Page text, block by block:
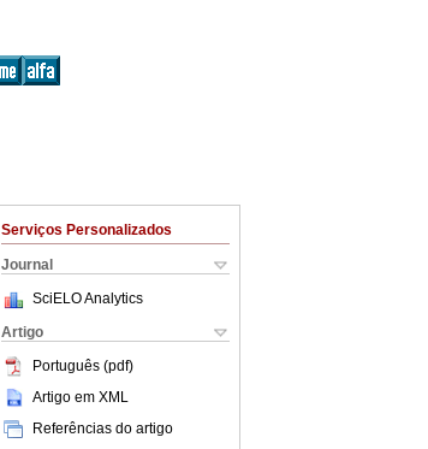
Serviços Personalizados
Journal
SciELO Analytics
Artigo
Português (pdf)
Artigo em XML
Referências do artigo